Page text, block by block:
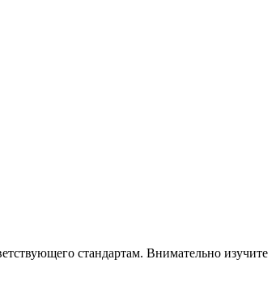
стандартам. Внимательно изучите